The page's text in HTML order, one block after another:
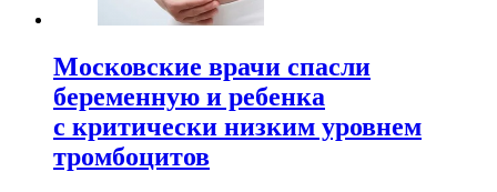
Московские врачи спасли
беременную и ребенка
с критически низким уровнем
тромбоцитов